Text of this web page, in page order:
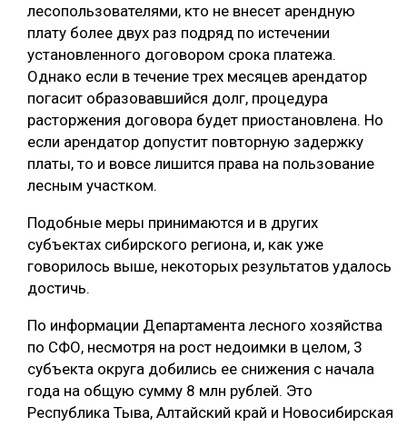
лесопользователями, кто не внесет арендную
плату более двух раз подряд по истечении
установленного договором срока платежа.
Однако если в течение трех месяцев арендатор
погасит образовавшийся долг, процедура
расторжения договора будет приостановлена. Но
если арендатор допустит повторную задержку
платы, то и вовсе лишится права на пользование
лесным участком.
Подобные меры принимаются и в других
субъектах сибирского региона, и, как уже
говорилось выше, некоторых результатов удалось
достичь.
По информации Департамента лесного хозяйства
по СФО, несмотря на рост недоимки в целом, 3
субъекта округа добились ее снижения с начала
года на общую сумму 8 млн рублей. Это
Республика Тыва, Алтайский край и Новосибирская